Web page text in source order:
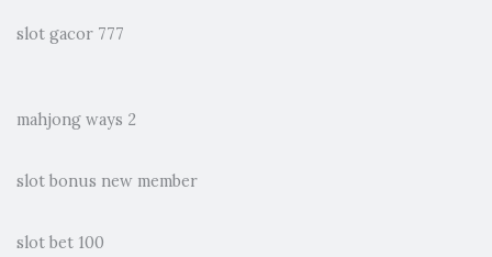
slot gacor 777
mahjong ways 2
slot bonus new member
slot bet 100